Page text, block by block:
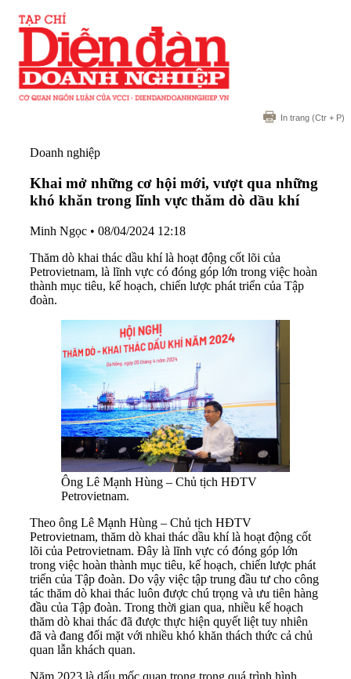
In trang (Ctr + P)
Doanh nghiệp
Khai mở những cơ hội mới, vượt qua những
khó khăn trong lĩnh vực thăm dò dầu khí
Minh Ngọc • 08/04/2024 12:18
Thăm dò khai thác dầu khí là hoạt động cốt lõi của
Petrovietnam, là lĩnh vực có đóng góp lớn trong việc hoàn
thành mục tiêu, kế hoạch, chiến lược phát triển của Tập
đoàn.
Ông Lê Mạnh Hùng – Chủ tịch HĐTV
Petrovietnam.
Theo ông Lê Mạnh Hùng – Chủ tịch HĐTV
Petrovietnam, thăm dò khai thác dầu khí là hoạt động cốt
lõi của Petrovietnam. Đây là lĩnh vực có đóng góp lớn
trong việc hoàn thành mục tiêu, kế hoạch, chiến lược phát
triển của Tập đoàn. Do vậy việc tập trung đầu tư cho công
tác thăm dò khai thác luôn được chú trọng và ưu tiên hàng
đầu của Tập đoàn. Trong thời gian qua, nhiều kế hoạch
thăm dò khai thác đã được thực hiện quyết liệt tuy nhiên
đã và đang đối mặt với nhiều khó khăn thách thức cả chủ
quan lẫn khách quan.